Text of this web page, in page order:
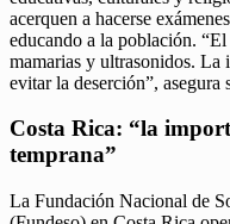
acerquen a hacerse
educando a la población.
mamarias y ultrasonidos. La
evitar la deserción”, asegura
Costa Rica: “la
temprana”
La Fundación Nacional de